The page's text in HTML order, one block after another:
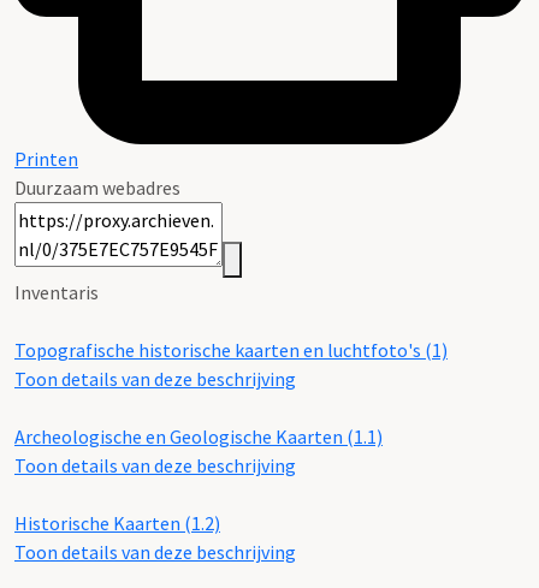
Printen
Duurzaam webadres
Inventaris
Topografische historische kaarten en luchtfoto's (1)
Toon details van deze beschrijving
Archeologische en Geologische Kaarten (1.1)
Toon details van deze beschrijving
Historische Kaarten (1.2)
Toon details van deze beschrijving